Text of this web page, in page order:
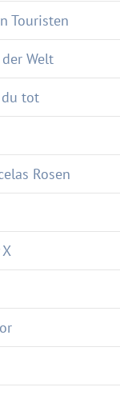
Touristen
Welt
tot
Rosen